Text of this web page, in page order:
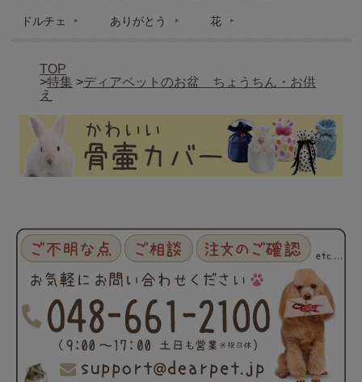
ドルチェ ありがとう 花
TOP
>特集 >ディアペットのお盆 ちょうちん・お供
え